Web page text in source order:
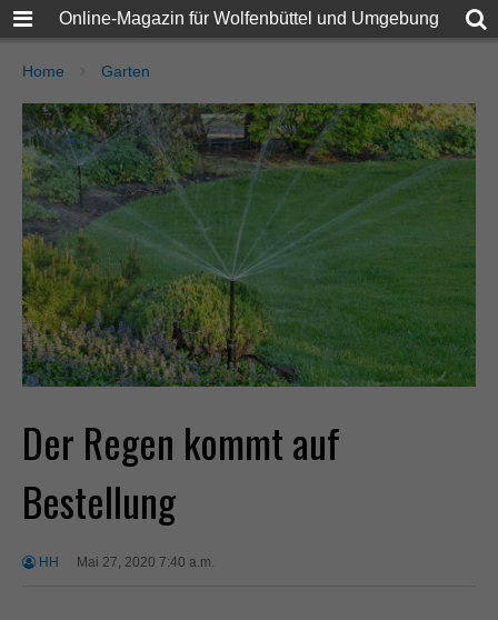
Online-Magazin für Wolfenbüttel und Umgebung
Home Garten
Der Regen kommt auf
Bestellung
HH Mai 27, 2020 7:40 a.m.